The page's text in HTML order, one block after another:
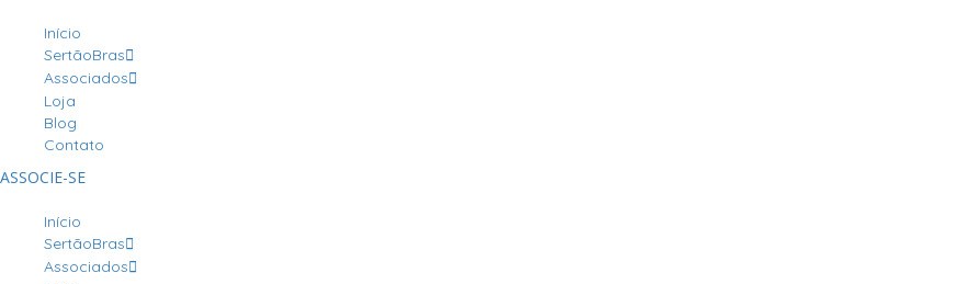
Início
SertãoBras
Associados
Loja
Blog
Contato
ASSOCIE-SE
Início
SertãoBras
Associados